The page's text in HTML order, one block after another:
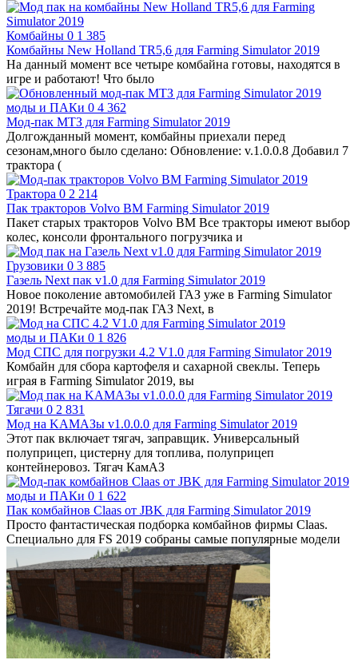
Комбайны 0 1 385
Комбайны New Holland TR5,6 для Farming Simulator 2019
На данный момент все четыре комбайна готовы, находятся в
игре и работают! Что было
моды и ПАКи 0 4 362
Мод-пак МТЗ для Farming Simulator 2019
Долгожданный момент, комбайны приехали перед
сезонам,много было сделано: Oбновление: v.1.0.0.8 Добавил 7
трактора (
Трактора 0 2 214
Пак тракторов Volvo BM Farming Simulator 2019
Пакет старых тракторов Volvo BM Все тракторы имеют выбор
колес, консоли фронтального погрузчика и
Грузовики 0 3 885
Газель Next пак v1.0 для Farming Simulator 2019
Новое поколение автомобилей ГАЗ уже в Farming Simulator
2019! Встречайте мод-пак ГАЗ Next, в
моды и ПАКи 0 1 826
Мод СПС для погрузки 4.2 V1.0 для Farming Simulator 2019
Комбайн для сбора картофеля и сахарной свеклы. Теперь
играя в Farming Simulator 2019, вы
Тягачи 0 2 831
Moд на KАМАЗы v1.0.0.0 для Farming Simulator 2019
Этот пак включает тягач, заправщик. Универсальный
полуприцеп, цистерну для топлива, полуприцеп
контейнеровоз. Тягач КамАЗ
моды и ПАКи 0 1 622
Пак комбайнов Claas от JBK для Farming Simulator 2019
Просто фантастическая подборка комбайнов фирмы Claas.
Специально для FS 2019 собраны самые популярные модели